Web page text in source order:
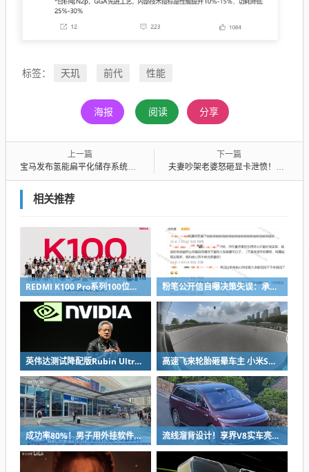
标签： 天玑 前代 性能
海报 阅读 分享
上一篇
宝马发布氢能扁平化储存系统：新一代X5首搭 续航750km
下一篇
夫妻吵架老婆怒砸显卡泄愤！不解气再浇食用油：张哥极限抢救还是成残疾
相关推荐
REDMI K100 Pro系列100位工程师代表亮相：设计、工程K90原班人马操刀 粉笔公开信自曝决策失误：承认鸡贼 蹭热度 舍不得成本想多收钱
英伟达测试降配版Rubin Ultra GPU：HBM短缺下芯片厂商如何破局 高速飞来轮胎砸晕车主 小米SU7自动断电呼叫120 全程半小时救回一命
成功率80%！男子用外挂软件抢12306火车票：牟利2万多被判刑 流线溜背设计！享界V8实车亮相：增程版最大续航339km